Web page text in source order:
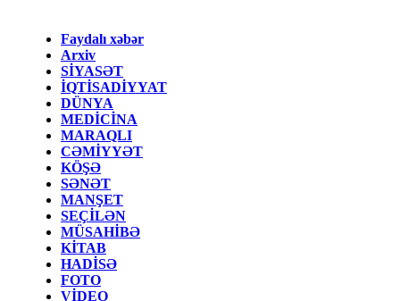
Faydalı xəbər
Arxiv
SİYASƏT
İQTİSADİYYAT
DÜNYA
MEDİCİNA
MARAQLI
CƏMİYYƏT
KÖŞƏ
SƏNƏT
MANŞET
SEÇİLƏN
MÜSAHİBƏ
KİTAB
HADİSƏ
FOTO
VİDEO